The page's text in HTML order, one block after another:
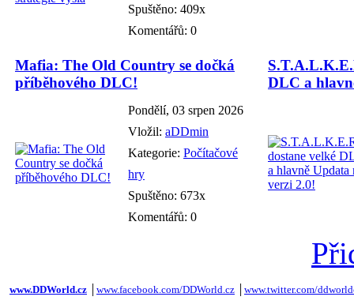
Spuštěno: 409x
Komentářů: 0
Mafia: The Old Country se dočká
příběhového DLC!
Pondělí, 03 srpen 2026
Vložil: aDDmin
Kategorie: Počítačové
hry
Spuštěno: 673x
Komentářů: 0
DLC a
www.DDWorld.cz www.facebook.com/DDWorld.cz www.twitter.com/